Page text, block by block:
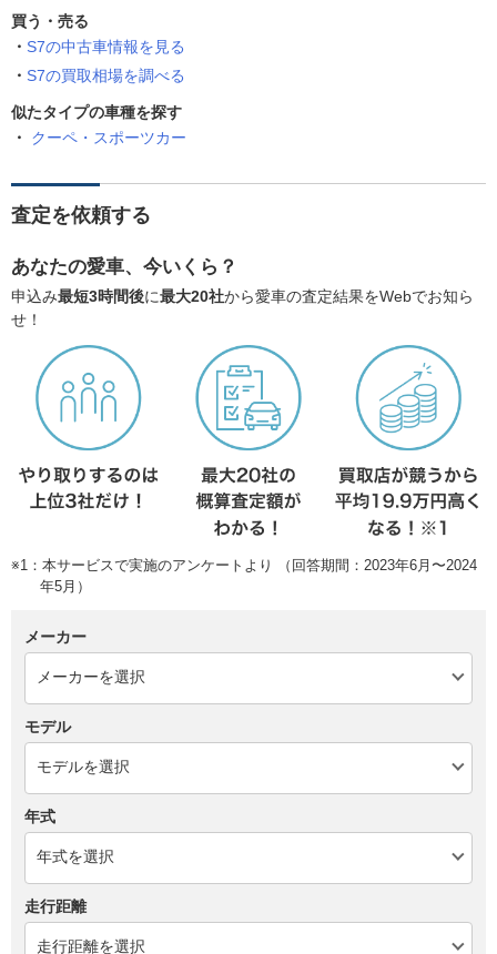
買う・売る
S7の中古車情報を見る
S7の買取相場を調べる
似たタイプの車種を探す
クーペ・スポーツカー
査定を依頼する
あなたの愛車、今いくら？
申込み最短3時間後に最大20社から愛車の査定結果をWebでお知ら
せ！
※1：本サービスで実施のアンケートより （回答期間：2023年6月〜2024
年5月）
メーカー
モデル
年式
走行距離